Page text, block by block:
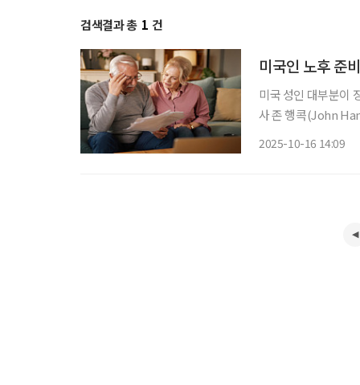
검색결과 총 1 건
미국인 노후 준
미국 성인 대부분이
사 존 행콕(John
2025-10-16 14:09